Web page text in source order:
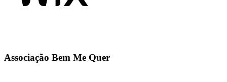
Associação Bem Me Quer